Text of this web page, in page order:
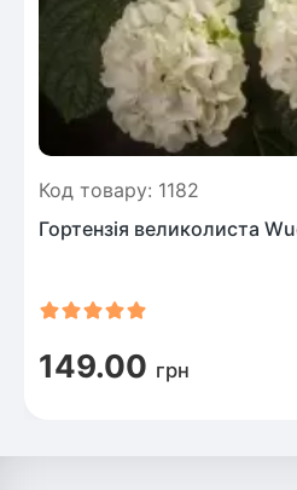
Код товару: 1182
Гортензія великолиста
149.00 грн